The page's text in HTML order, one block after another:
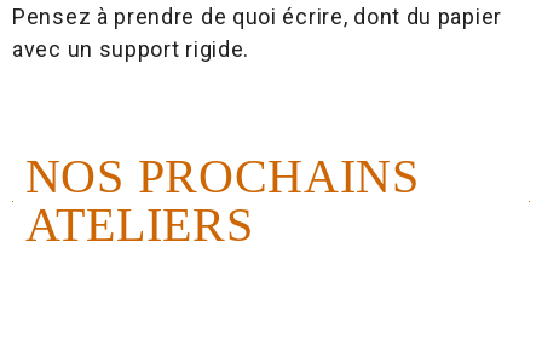
Pensez à prendre de quoi écrire, dont du papier
avec un support rigide.
NOS PROCHAINS
ATELIERS